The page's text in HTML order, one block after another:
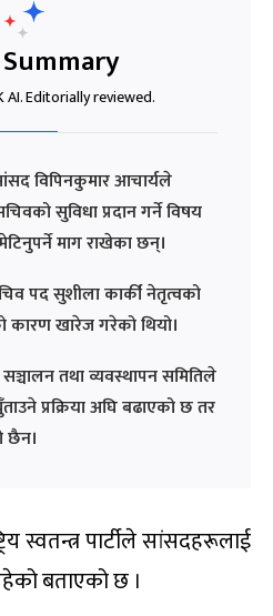
AI. Editorially reviewed.
सांसद विपिनकुमार आचार्यले
सुविधा प्रदान गर्ने विषय
माग राखेका छन्।
पद सुशीला कार्की नेतृत्वको
खारेज गरेको थियो।
तथा व्यवस्थापन समितिले
प्रक्रिया अघि बढाएको छ तर
छैन।
स्वतन्त्र पार्टीले सांसदहरूलाई
बताएको छ ।